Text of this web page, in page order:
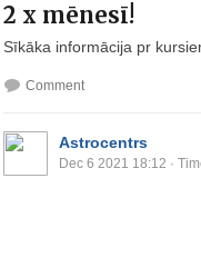
2 x mēnesī!
Sīkāka informācija pr
Comment
Astrocentrs
Dec 6 2021 18:12 ·